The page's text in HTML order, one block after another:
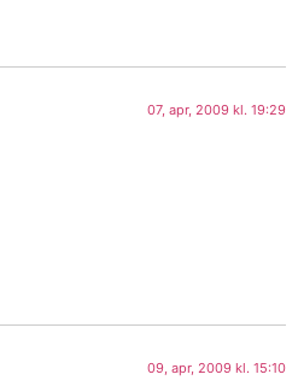
07, apr, 2009 kl. 19:29
09, apr, 2009 kl. 15:10